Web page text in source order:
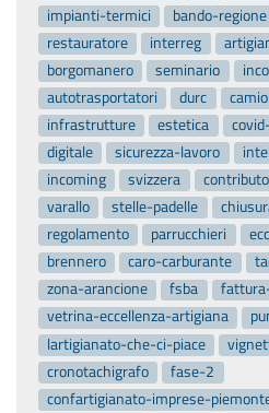
impianti-termici
bando-regione
restauratore
interreg
borgomanero
seminario
autotrasportatori
durc
infrastrutture
estetica
digitale
sicurezza-lavoro
incoming
svizzera
varallo
stelle-padelle
regolamento
parrucchieri
brennero
caro-carburante
zona-arancione
fsba
vetrina-eccellenza-artigiana
lartigianato-che-ci-piace
cronotachigrafo
fase-2
confartigianato-imprese-